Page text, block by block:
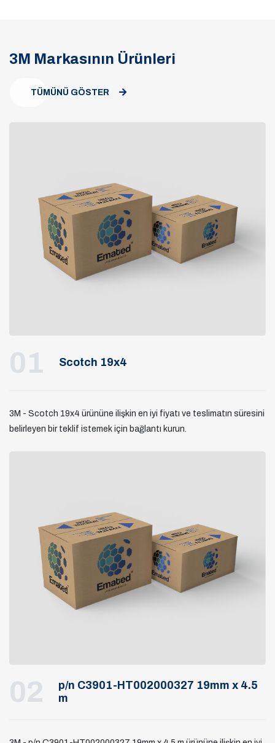
3M Markasının Ürünleri
TÜMÜNÜ GÖSTER
01 Scotch 19x4
3M - Scotch 19x4 ürününe ilişkin en iyi fiyatı ve teslimatın süresini
belirleyen bir teklif istemek için bağlantı kurun.
02
p/n C3901-HT002000327 19mm x 4.5
m